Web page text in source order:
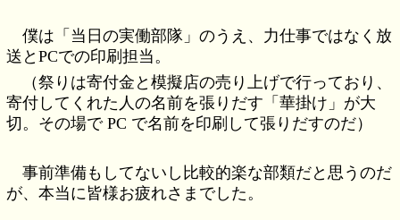
僕は「当日の実働部隊」のうえ、力仕事ではなく放
送とPCでの印刷担当。
（祭りは寄付金と模擬店の売り上げで行っており、
寄付してくれた人の名前を張りだす「華掛け」が大
切。その場で PC で名前を印刷して張りだすのだ）
事前準備もしてないし比較的楽な部類だと思うのだ
が、本当に皆様お疲れさまでした。